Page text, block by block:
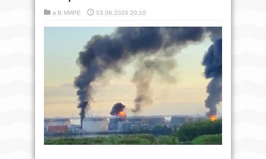
в В МИРЕ 03.06.2026 20:10